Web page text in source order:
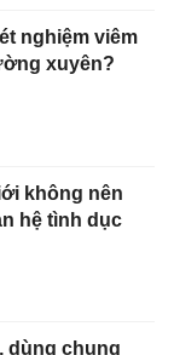
nghiệm viêm
xuyên?
không nên
hệ tình dục
dùng chung